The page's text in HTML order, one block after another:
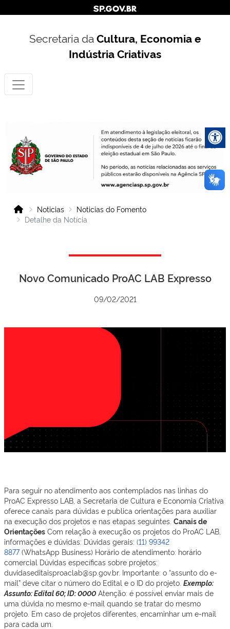
Secretaria daCultura, Economia e
Indústria Criativas
Noticias
Noticias do Fomento
Detalhe da Notícia
Novo Comunicado ProAC LAB Expresso
09/02/2021
Para seguir no atendimento aos contemplados nas linhas do
ProAC Expresso LAB, a Secretaria de Cultura e Economia Criativa
oferece canais para dúvidas e publica orientações para auxiliar
na execução dos projetos e nas etapas seguintes. Canais de
Orientações Com relação à execução os projetos do ProAC LAB,
informações e dúvidas: Dúvidas gerais: (11) 99342
8877(WhatsApp Business) Horário de atendimento: horário
comercial Dúvidas específicas sobre projetos:
duvidaseditaisproaclab@sp.gov.br. Importante: o “assunto do e-
mail” deve citar o número do Edital e o ID do projeto. Exemplo:
Assunto: Edital 60; ID: 0000 Atenção: é possível enviar mais de
uma dúvida no mesmo e-mail quando se tratar do mesmo
projeto. Em caso de projetos diferentes, encaminhar um e-mail
para cada um.